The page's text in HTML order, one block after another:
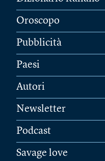
Oroscopo
Pubblicità
Paesi
Autori
Newsletter
Podcast
Savage love